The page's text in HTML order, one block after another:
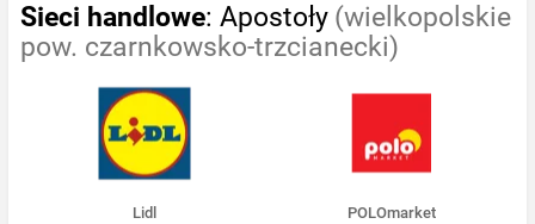
Sieci handlowe: Apostoły (wielkopolskie
pow. czarnkowsko-trzcianecki)
Lidl POLOmarket